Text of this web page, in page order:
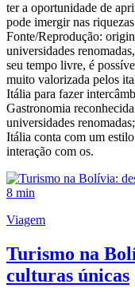
ter a oportunidade de
pode imergir nas
Fonte/Reprodução:
universidades
seu tempo livre, é
muito valorizada pelos
Itália para fazer
Gastronomia
universidades
Itália conta com um
interação com os.
8 min
Viagem
Turismo na
culturas únicas